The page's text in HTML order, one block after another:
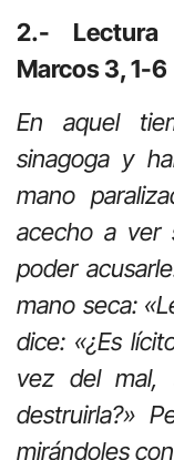
2.- Lectura
Marcos 3, 1-6
En aquel
sinagoga y
mano
acecho a ver
poder
mano seca:
dice: «¿Es
vez del mal,
destruirla?»
mirándoles